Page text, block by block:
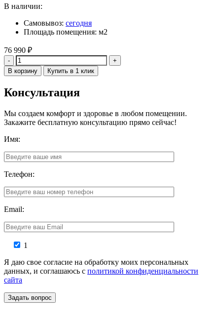
В наличии:
Самовывоз: сегодня
Площадь помещения: м2
76 990 ₽
Количество
В корзину Купить в 1 клик
Консультация
Мы создаем комфорт и здоровье в любом помещении.
Закажите бесплатную консультацию прямо сейчас!
Имя:
Телефон:
Email:
1
Я даю свое согласие на обработку моих персональных
данных, и соглашаюсь с политикой конфиденциальности
сайта
Задать вопрос